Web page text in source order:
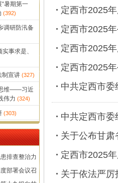
暑期第一
(392)
调研防汛备
事求是、
制宣讲 (327)
维——习近
伟力 (324)
(303)
排查整治力
移避险到位
部署会议召
定西市2025
定西市2025
定西市2025
定西市2025
中共定西市委
中共定西市
关于公布甘
定西市2025
关于依法严